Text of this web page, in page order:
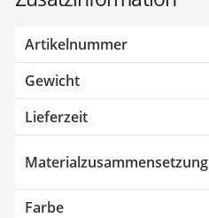
Artikelnummer
Gewicht
Lieferzeit
Materialzusammensetzung
Farbe